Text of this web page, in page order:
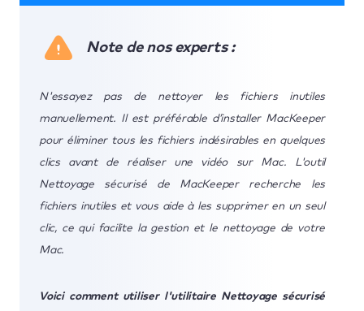
Note de nos experts :
N'essayez pas de nettoyer les fichiers inutiles
manuellement. Il est préférable d’installer MacKeeper
pour éliminer tous les fichiers indésirables en quelques
clics avant de réaliser une vidéo sur Mac. L'outil
Nettoyage sécurisé de MacKeeper recherche les
fichiers inutiles et vous aide à les supprimer en un seul
clic, ce qui facilite la gestion et le nettoyage de votre
Mac.
Voici comment utiliser l'utilitaire Nettoyage sécurisé